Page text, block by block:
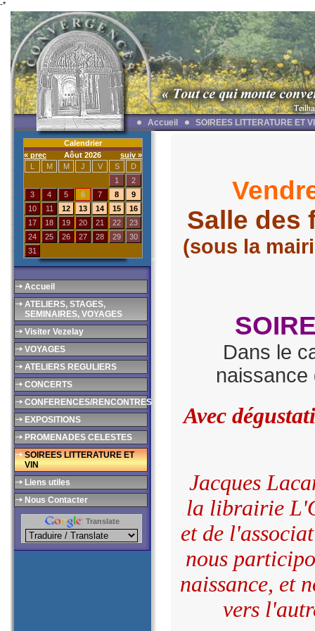
-*
Accueil SOIREES LITTERATURE ET
Calendrier
« prec
Aôut 2026
suiv »
L
M M J V S
D
1
2
3
4 5 6 7 8
9
10
11 12 13 14 15
16
17
18 19 20 21 22
23
24
25 26 27 28 29
30
31
Accueil
ATELIERS, STAGES,
SEMINAIRES, VOYAGES
Visiter Vezelay
VOYAGES
ATELIERS REGULIERS
CONCERTS
CONFERENCES/RENCONTRES
EXPOSITIONS
PROMENADES CELESTES
SOIREES LITTERATURE ET
VIN
Liens utiles
Nous Contacter
Translate
Salle des
(sous la
Dans le
naissance
Avec
Jacques
la librairie
et de
nous
naissance, et
vers